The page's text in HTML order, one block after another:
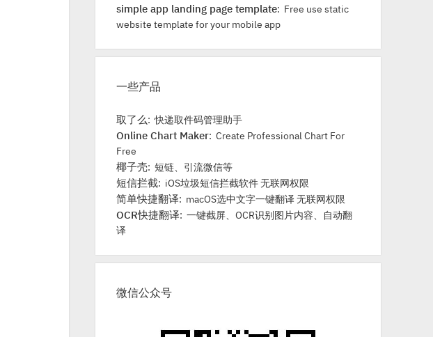
simple app landing page template: Free use static
website template for your mobile app
一些产品
取了么: 快递取件码管理助手
Online Chart Maker: Create Professional Chart For
Free
椰子壳: 短链、引流微信等
短信拦截: iOS垃圾短信拦截软件 无联网权限
简单快捷翻译: macOS选中文字一键翻译 无联网权限
OCR快捷翻译: 一键截屏、OCR识别图片内容、自动翻
译
微信公众号